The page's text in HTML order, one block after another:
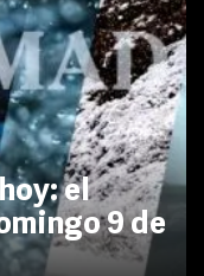
el
9 de